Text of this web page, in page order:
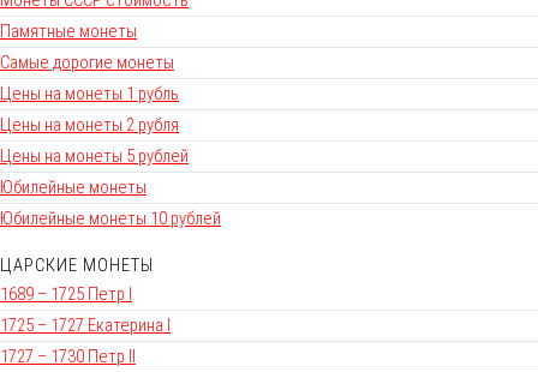
Памятные монеты
Самые дорогие монеты
Цены на монеты 1 рубль
Цены на монеты 2 рубля
Цены на монеты 5 рублей
Юбилейные монеты
Юбилейные монеты 10 рублей
ЦАРСКИЕ МОНЕТЫ
1689 – 1725 Петр I
1725 – 1727 Екатерина I
1727 – 1730 Петр II